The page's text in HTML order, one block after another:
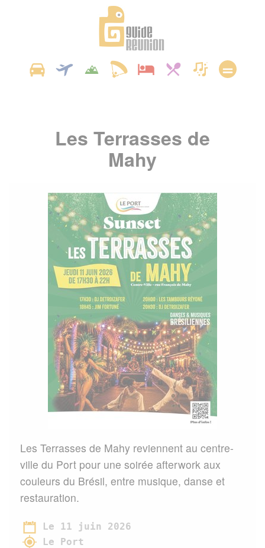
Les Terrasses de
Mahy
Les Terrasses de Mahy reviennent au centre-
ville du Port pour une soirée afterwork aux
couleurs du Brésil, entre musique, danse et
restauration.
Le 11 juin 2026
Le Port
Panneau de gestion des cookies